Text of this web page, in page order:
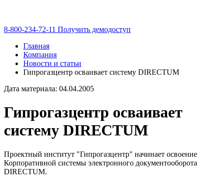
8-800-234-72-11 Получить демодоступ
Главная
Компания
Новости и статьи
Гипрогазцентр осваивает систему DIRECTUM
Дата материала: 04.04.2005
Гипрогазцентр осваивает
систему DIRECTUM
Проектный институт "Гипрогазцентр" начинает освоение
Корпоративной системы электронного документооборота
DIRECTUM.